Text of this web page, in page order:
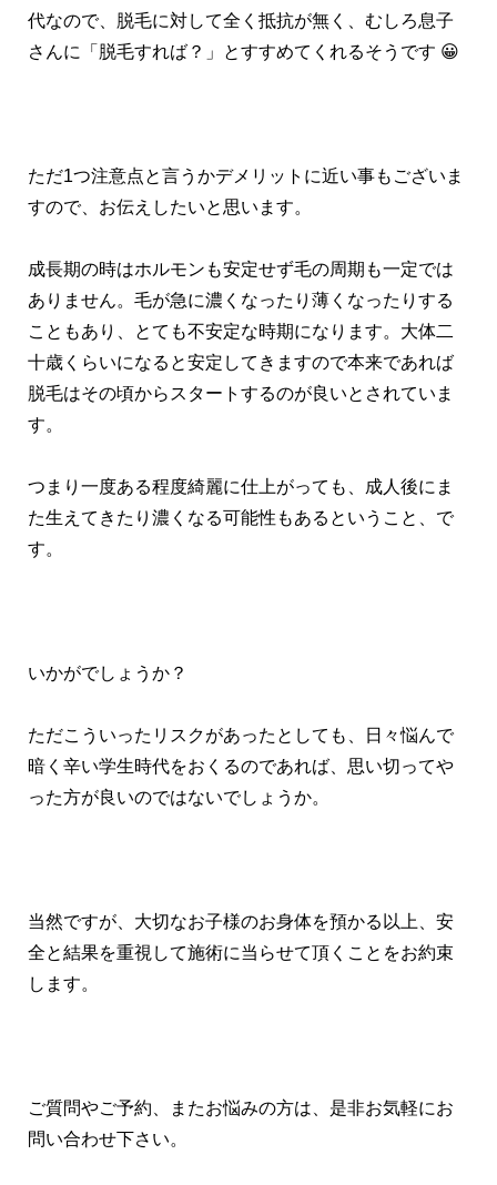
代なので、脱毛に対して全く抵抗が無く、むしろ息子
さんに「脱毛すれば？」とすすめてくれるそうです 😀
ただ1つ注意点と言うかデメリットに近い事もございま
すので、お伝えしたいと思います。
成長期の時はホルモンも安定せず毛の周期も一定では
ありません。毛が急に濃くなったり薄くなったりする
こともあり、とても不安定な時期になります。大体二
十歳くらいになると安定してきますので本来であれば
脱毛はその頃からスタートするのが良いとされていま
す。
つまり一度ある程度綺麗に仕上がっても、成人後にま
た生えてきたり濃くなる可能性もあるということ、で
す。
いかがでしょうか？
ただこういったリスクがあったとしても、日々悩んで
暗く辛い学生時代をおくるのであれば、思い切ってや
った方が良いのではないでしょうか。
当然ですが、大切なお子様のお身体を預かる以上、安
全と結果を重視して施術に当らせて頂くことをお約束
します。
ご質問やご予約、またお悩みの方は、是非お気軽にお
問い合わせ下さい。